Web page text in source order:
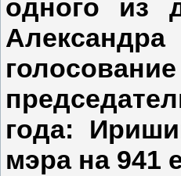
одного из
года:
мэра на 941